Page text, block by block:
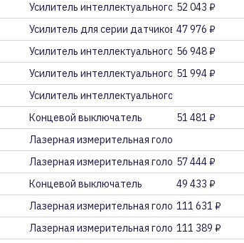
Усилитель интеллектуального да52 043 ₽
Усилитель для серии датчиков Z47 976 ₽
Усилитель интеллектуального да56 948 ₽
Усилитель интеллектуального да51 994 ₽
Усилитель интеллектуального да
Концевой выключатель 51 481 ₽
Лазерная измерительная головка
Лазерная измерительная головка57 444 ₽
Концевой выключатель 49 433 ₽
Лазерная измерительная головка111 631 ₽
Лазерная измерительная головка111 389 ₽